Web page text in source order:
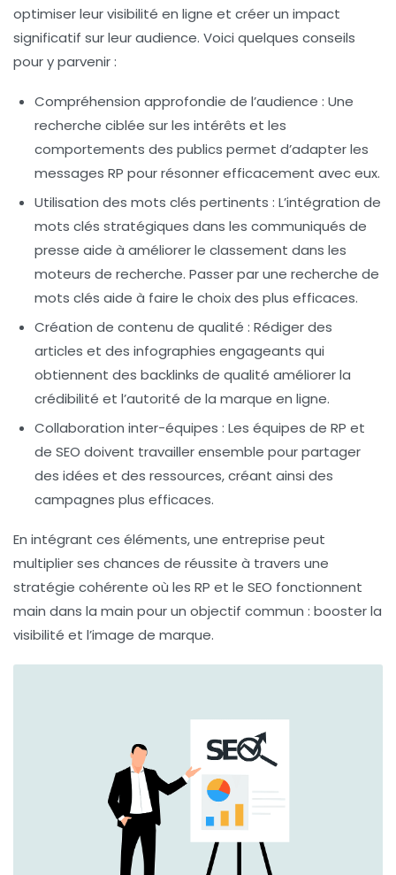
optimiser leurvisibilité en ligne et créer un impact
significatif sur leur audience. Voici quelques conseils
pour y parvenir :
Compréhension approfondie de l’audience : Une
recherche ciblée sur les intérêts et les
comportements des publics permet d’adapter les
messages RP pour résonner efficacement avec eux.
Utilisation des mots clés pertinents : L’intégration de
mots clés stratégiques dans les communiqués de
presse aide à améliorer le classement dans les
moteurs de recherche. Passer par une recherche de
mots clés aide à faire le choix des plus efficaces.
Création de contenu de qualité : Rédiger des
articles et des infographies engageants qui
obtiennent des backlinks de qualité améliorer la
crédibilité et l’autorité de la marque en ligne.
Collaboration inter-équipes : Les équipes de RP et
de SEO doivent travailler ensemble pour partager
des idées et des ressources, créant ainsi des
campagnes plus efficaces.
En intégrant ces éléments, une entreprise peut
multiplier ses chances de réussite à travers une
stratégie cohérente où les RP et le SEO fonctionnent
main dans la main pour un objectif commun : booster la
visibilité et l’image de marque.